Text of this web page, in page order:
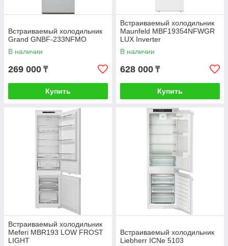
Встраиваемый холодильник
Grand GNBF-233NFMO
В наличии
269 000 ₸
Купить
Встраиваемый холодильник
Maunfeld MBF19354NFWGR
LUX Inverter
В наличии
628 000 ₸
Купить
Встраиваемый холодильник
Meferi MBR193 LOW FROST
LIGHT
Встраиваемый холодильник
Liebherr ICNe 5103